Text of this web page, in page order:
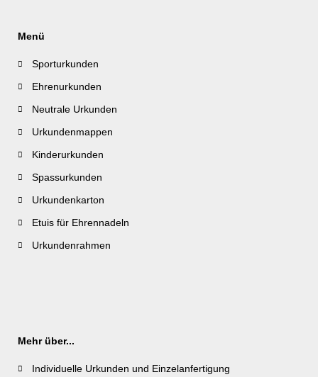
Menü
Sporturkunden
Ehrenurkunden
Neutrale Urkunden
Urkundenmappen
Kinderurkunden
Spassurkunden
Urkundenkarton
Etuis für Ehrennadeln
Urkundenrahmen
Mehr über...
Individuelle Urkunden und Einzelanfertigung